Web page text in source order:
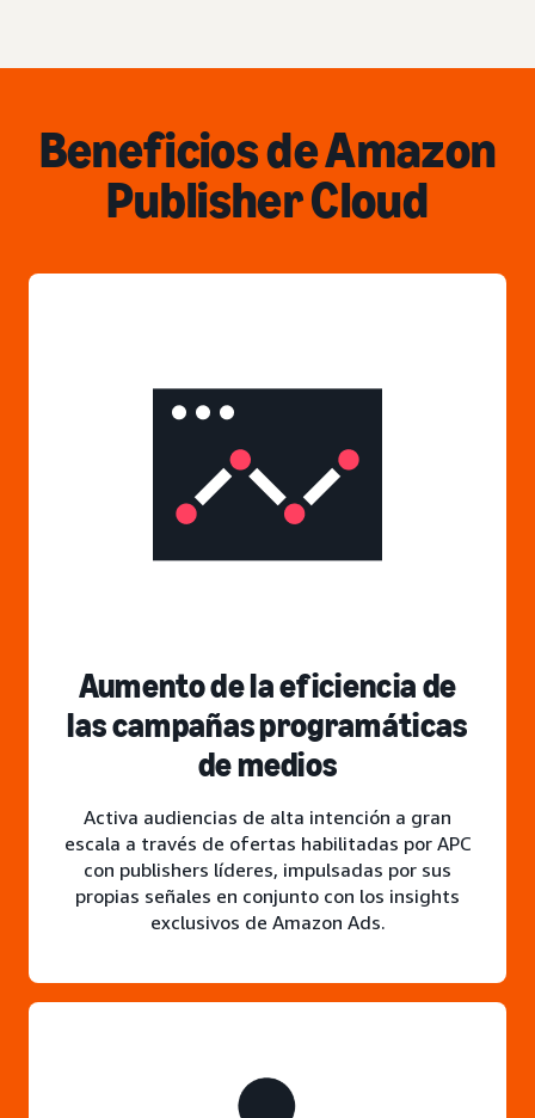
Beneficios de Amazon
Publisher Cloud
Aumento de la eficiencia de
las campañas programáticas
de medios
Activa audiencias de alta intención a gran
escala a través de ofertas habilitadas por APC
con publishers líderes, impulsadas por sus
propias señales en conjunto con los insights
exclusivos de Amazon Ads.